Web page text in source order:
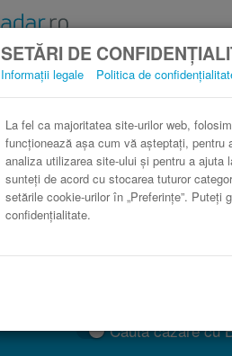
SETĂRI DE
Informații legale Politica de
La fel ca majoritatea site-urilor web,
funcționează așa cum vă așteptați,
analiza utilizarea site-ului și pentru a ajuta
sunteți de acord cu stocarea tuturor
setările cookie-urilor în „Preferințe”.
confidențialitate.
Autocar Alba Iulia
Caută cazare cu